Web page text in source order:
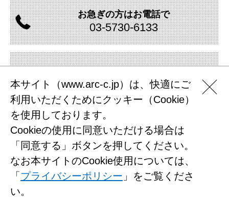
お急ぎの方はお電話で
03-5730-6133
サイトマップ
プライバシーポリシー
利用規約
お問い合わせ
（株）アークコミュニケーションズ
本サイト（www.arc-c.jp）は、快適にご
利用いただくためにクッキー（Cookie）
を使用しております。
Cookieの使用に同意いただける場合は
「同意する」ボタンを押してください。
なお本サイトのCookie使用については、
「 プライバシーポリシー 」をご覧くださ
い。